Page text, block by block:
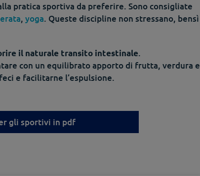
pratica sportiva da preferire. Sono consigliate
, yoga. Queste discipline non stressano, bensì
il naturale transito intestinale.
con un equilibrato apporto di frutta, verdura e
e facilitarne l’espulsione.
gli sportivi in pdf